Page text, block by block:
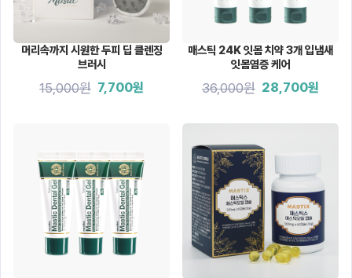
머리속까지 시원한 두피 딥 클렌징
브러시
15,000원 7,700원
매스틱 24K 잇몸 치약 3개 입냄새
잇몸염증 케어
36,000원 28,700원